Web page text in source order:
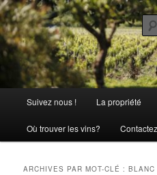
Aller
au
contenu
principal
Aller
au
contenu
secondaireChâteau Julia
La passion comme tradition
principal
Suivez nous ! La propriété
Où trouver les vins?
ARCHIVES PAR MOT-CLÉ :BLANC